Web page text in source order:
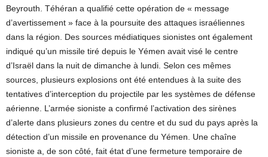
Beyrouth. Téhéran a qualifié cette opération de « message
d’avertissement » face à la poursuite des attaques israéliennes
dans la région. Des sources médiatiques sionistes ont également
indiqué qu’un missile tiré depuis le Yémen avait visé le centre
d’Israël dans la nuit de dimanche à lundi. Selon ces mêmes
sources, plusieurs explosions ont été entendues à la suite des
tentatives d’interception du projectile par les systèmes de défense
aérienne. L’armée sioniste a confirmé l’activation des sirènes
d’alerte dans plusieurs zones du centre et du sud du pays après la
détection d’un missile en provenance du Yémen. Une chaîne
sioniste a, de son côté, fait état d’une fermeture temporaire de